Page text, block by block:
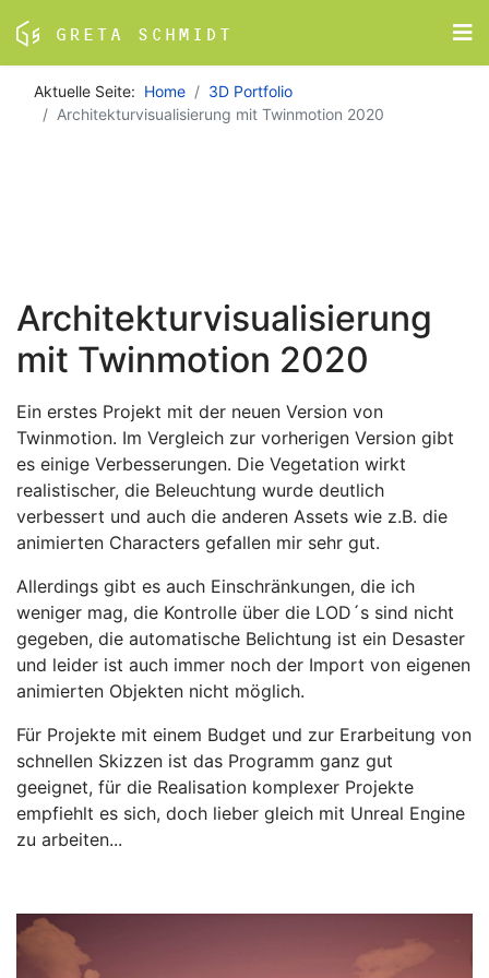
Aktuelle Seite: Home
3D Portfolio
Architekturvisualisierung mit Twinmotion 2020
Architekturvisualisierung
mit Twinmotion 2020
Ein erstes Projekt mit der neuen Version von
Twinmotion. Im Vergleich zur vorherigen Version gibt
es einige Verbesserungen. Die Vegetation wirkt
realistischer, die Beleuchtung wurde deutlich
verbessert und auch die anderen Assets wie z.B. die
animierten Characters gefallen mir sehr gut.
Allerdings gibt es auch Einschränkungen, die ich
weniger mag, die Kontrolle über die LOD´s sind nicht
gegeben, die automatische Belichtung ist ein Desaster
und leider ist auch immer noch der Import von eigenen
animierten Objekten nicht möglich.
Für Projekte mit einem Budget und zur Erarbeitung von
schnellen Skizzen ist das Programm ganz gut
geeignet, für die Realisation komplexer Projekte
empfiehlt es sich, doch lieber gleich mit Unreal Engine
zu arbeiten...